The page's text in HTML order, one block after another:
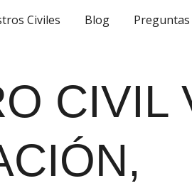
Skip to navigation
Civiles Blog
CIVIL